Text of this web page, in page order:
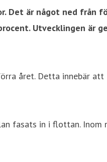
Det är något ned från
Utvecklingen är
året. Detta innebär
fasats in i flottan. Inom